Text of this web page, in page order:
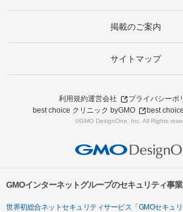
掲載のご案内
サイトマップ
利用規約運営会社
プライバシーポ
best choice クリニック byGMO
best
©GMO DesignOne, Inc. All Rights
GMOインターネットグループのセキュリティ事
世界初総合ネットセキュリティサービス「GMOセキュリ